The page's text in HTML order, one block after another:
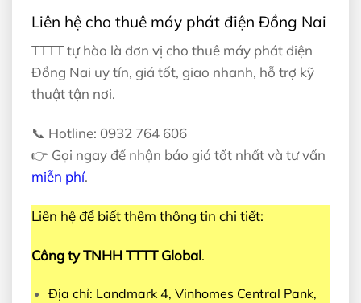
Liên hệ cho thuê máy phát điện Đồng Nai
TTTT tự hào là đơn vị cho thuê máy phát điện
Đồng Nai uy tín, giá tốt, giao nhanh, hỗ trợ kỹ
thuật tận nơi.
📞 Hotline: 0932 764 606
👉 Gọi ngay để nhận báo giá tốt nhất và tư vấn
miễn phí.
Liên hệ để biết thêm thông tin chi tiết:
Công ty TNHH TTTT Global.
Địa chỉ: Landmark 4, Vinhomes Central Pank,